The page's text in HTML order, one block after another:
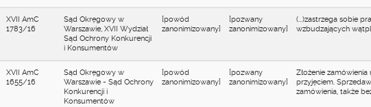
XVII AmC
1783/16
Sąd Okręgowy w
Warszawie, XVII Wydział
Sąd Ochrony Konkurencji
i Konsumentów
[powód
zanonimizowany]
[pozwany
zanonimizowany]
(...)zastrzega sobie
wzbudzających
XVII AmC
1655/16
Sąd Okręgowy w
Warszawie - Sąd Ochrony
Konkurencji i
Konsumentów
[powód
zanonimizowany]
[pozwany
zanonimizowany]
Złożenie
przyjęciem.
zamówienia, także